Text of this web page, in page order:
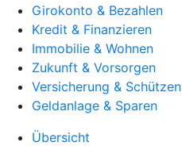
Girokonto & Bezahlen
Kredit & Finanzieren
Immobilie & Wohnen
Zukunft & Vorsorgen
Versicherung & Schützen
Geldanlage & Sparen
Übersicht